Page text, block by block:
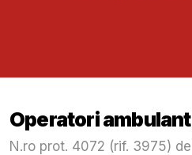
Operatori
N.ro prot. 4072 (rif. 3975)